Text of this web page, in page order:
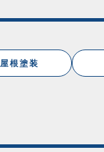
屋根塗装